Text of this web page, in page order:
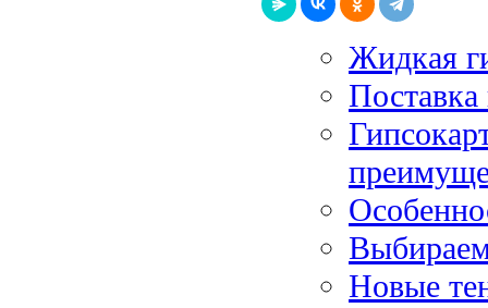
Жидкая
Новые